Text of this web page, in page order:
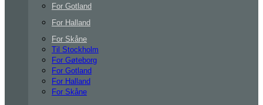
For Gotland
For Halland
For Skåne
Til Stockholm
For Gøteborg
For Gotland
For Halland
For Skåne